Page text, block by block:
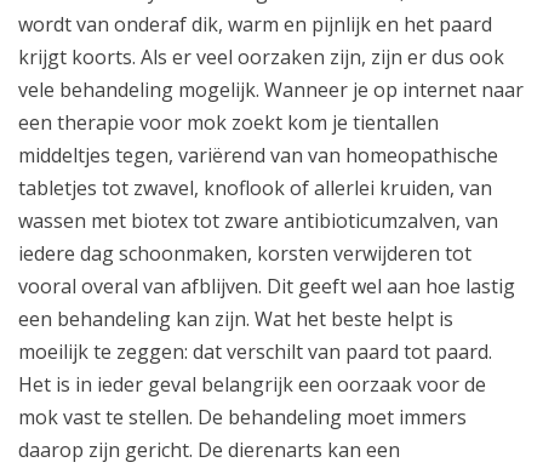
wordt van onderaf dik, warm en pijnlijk en het paard
krijgt koorts. Als er veel oorzaken zijn, zijn er dus ook
vele behandeling mogelijk. Wanneer je op internet naar
een therapie voor mok zoekt kom je tientallen
middeltjes tegen, variërend van van homeopathische
tabletjes tot zwavel, knoflook of allerlei kruiden, van
wassen met biotex tot zware antibioticumzalven, van
iedere dag schoonmaken, korsten verwijderen tot
vooral overal van afblijven. Dit geeft wel aan hoe lastig
een behandeling kan zijn. Wat het beste helpt is
moeilijk te zeggen: dat verschilt van paard tot paard.
Het is in ieder geval belangrijk een oorzaak voor de
mok vast te stellen. De behandeling moet immers
daarop zijn gericht. De dierenarts kan een